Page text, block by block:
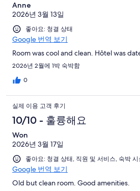
Anne
2026년 3월 13일
좋아요: 청결 상태
Google 번역 보기
Room was cool and clean. Hôtel was
2026년 2월에 1박 숙박함
0
실제 이용 고객 후기
10/10 - 훌륭해요
Won
2026년 3월 17일
좋아요: 청결 상태, 직원 및 서비스, 숙박
Google 번역 보기
Old but clean room. Good amenities.